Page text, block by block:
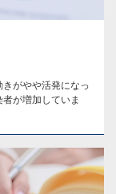
がやや活発になっ
が増加していま